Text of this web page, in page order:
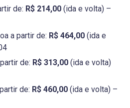
de: R$ 214,00 (ida e volta) –
a partir de: R$ 464,00 (ida e
de: R$ 313,00 (ida e volta)
de: R$ 460,00 (ida e volta) –